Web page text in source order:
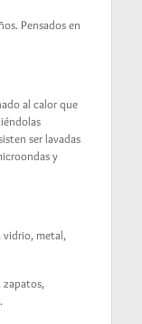
Pensados en
al calor que
ser lavadas
y
vidrio, metal,
zapatos,